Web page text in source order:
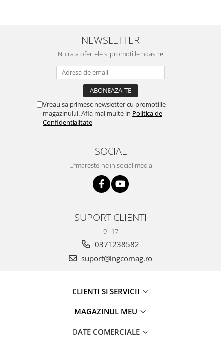
NEWSLETTER
Nu rata ofertele si promotiile noastre
Vreau sa primesc newsletter cu promotiile
magazinului. Afla mai multe in Politica de
Confidentialitate
SOCIAL
Urmareste-ne in social media
SUPORT CLIENTI
9 - 17
0371238582
suport@ingcomag.ro
CLIENTI SI SERVICII
MAGAZINUL MEU
DATE COMERCIALE